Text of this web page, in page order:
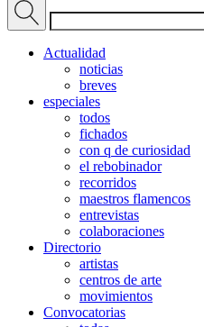
Actualidad
noticias
breves
especiales
todos
fichados
con q de curiosidad
el rebobinador
recorridos
maestros flamencos
entrevistas
colaboraciones
Directorio
artistas
centros de arte
movimientos
Convocatorias